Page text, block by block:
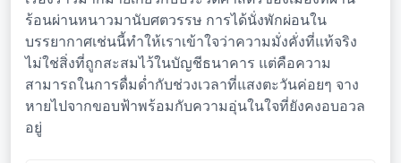
ร้อนผ่านหนาวมานับศตวรรษ การได้นั่งพักผ่อนใน
บรรยากาศเช่นนี้ทำให้เราเข้าใจว่าความมั่งคั่งที่แท้จริง
ไม่ใช่สิ่งที่ถูกสะสมไว้ในบัญชีธนาคาร แต่คือความ
สามารถในการดื่มด่ำกับช่วงเวลาที่แสงตะวันค่อยๆ จาง
หายไปจากขอบฟ้าพร้อมกับความอุ่นในใจที่ยังคงอบอวล
อยู่